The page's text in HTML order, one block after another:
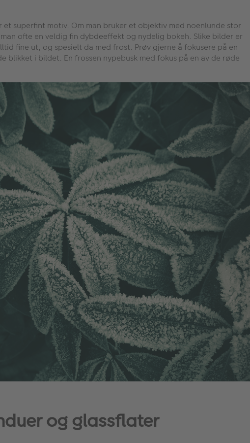
superfint motiv. Om man bruker et objektiv med noenlunde stor
ofte en veldig fin dybdeeffekt og nydelig bokeh. Slike bilder er
fine ut, og spesielt da med frost. Prøv gjerne å fokusere på en
blikket i bildet. En frossen nypebusk med fokus på en av de røde
og glassflater